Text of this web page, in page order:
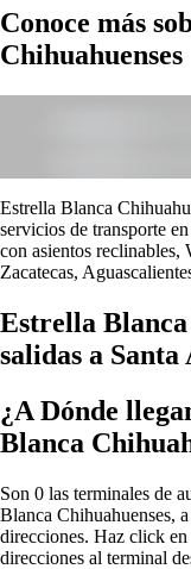
Conoce más
Chihuahuenses
Estrella Blanca
servicios de transporte
con asientos
Zacatecas,
Estrella
salidas a Santa
¿A Dónde
Blanca
Son 0 las terminales de
Blanca Chihuahuenses,
direcciones. Haz click
direcciones al terminal